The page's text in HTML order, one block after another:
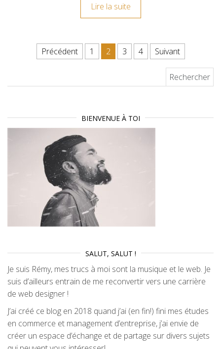
Lire la suite
Pagination des publications
Précédent 1 2 3 4
Suivant
BIENVENUE À TOI
SALUT, SALUT !
Je suis Rémy, mes trucs à moi sont la musique et le web. Je
suis d’ailleurs entrain de me reconvertir vers une carrière
de web designer !
J’ai créé ce blog en 2018 quand j’ai (en fin!) fini mes études
en commerce et management d’entreprise, j’ai envie de
créer un espace d’échange et de partage sur divers sujets